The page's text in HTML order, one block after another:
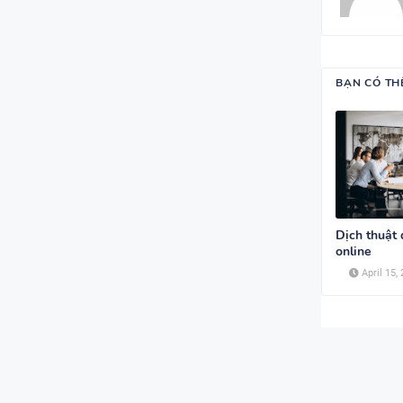
BẠN CÓ
Dịch thuật
online
April 15,